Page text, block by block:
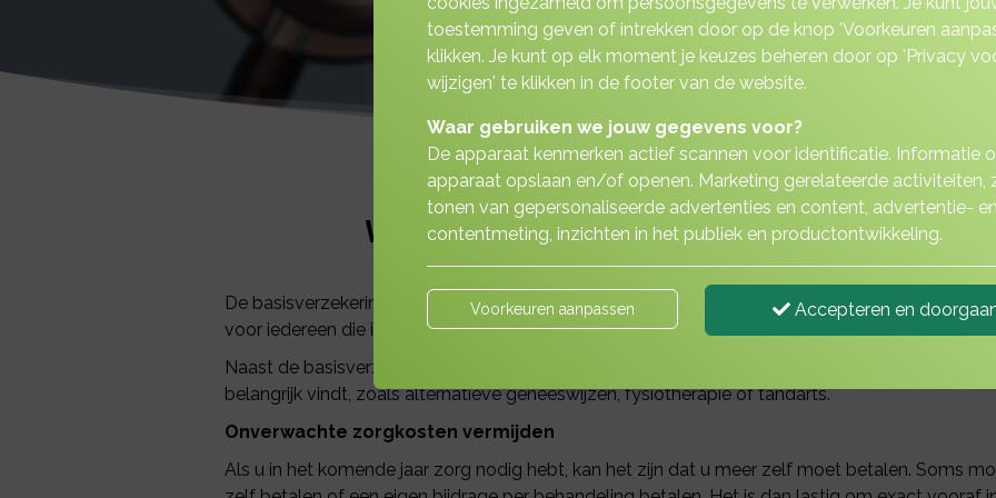
Wat kunt u nog meer doen naast uw
De basisverzekering is een wettelijk verplichte zorgverzekering voor iedere Nederlander. De
voor iedereen die in het buitenland woont maar in Nederland werkt.
Naast de basisverzekering kunt u een aanvullende verzekering afsluiten waarmee u zich
belangrijk vindt, zoals alternatieve geneeswijzen, fysiotherapie of tandarts.
Onverwachte zorgkosten vermijden
Als u in het komende jaar zorg nodig hebt, kan het zijn dat u meer zelf moet betalen. Soms
toestemming geven of intrekken door op de knop 'Voorkeuren
klikken. Je kunt op elk moment je keuzes beheren door op 'Privacy
wijzigen' te klikken in de footer van de website.
Waar gebruiken we jouw gegevens voor?
De apparaat kenmerken actief scannen voor identificatie. Informatie
apparaat opslaan en/of openen. Marketing gerelateerde activiteiten,
tonen van gepersonaliseerde advertenties en content, advertentie- en
contentmeting, inzichten in het publiek en productontwikkeling.
Voorkeuren aanpassen Accepteren en